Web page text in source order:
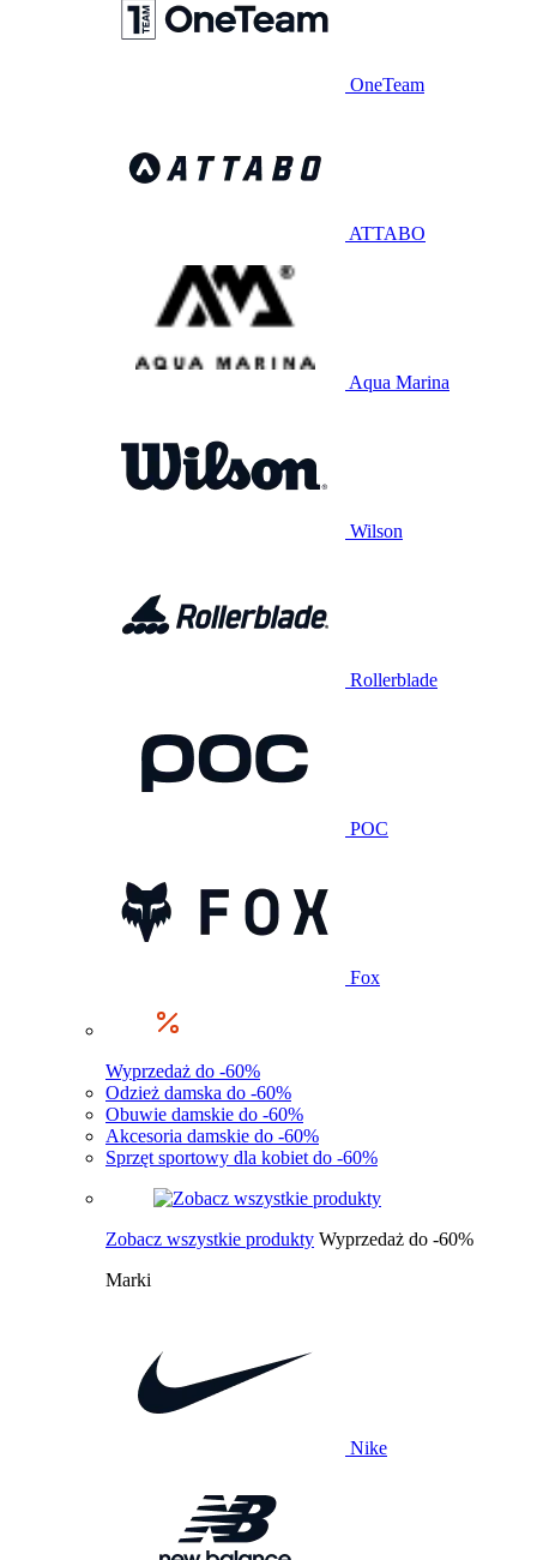
OneTeam
ATTABO
Aqua Marina
Wilson
Rollerblade
POC
Fox
Wyprzedaż do -60%
Odzież damska do -60%
Obuwie damskie do -60%
Akcesoria damskie do -60%
Sprzęt sportowy dla kobiet do -60%
Zobacz wszystkie produkty Wyprzedaż do -60%
Marki
Nike